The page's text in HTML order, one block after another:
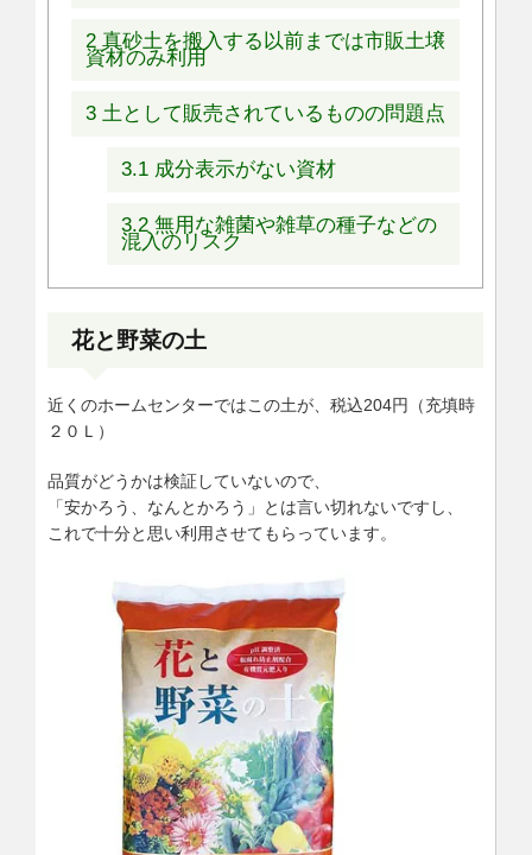
2 真砂土を搬入する以前までは市販土壌
資材のみ利用
3 土として販売されているものの問題点
3.1 成分表示がない資材
3.2 無用な雑菌や雑草の種子などの
混入のリスク
花と野菜の土
近くのホームセンターではこの土が、税込204円（充填時
２０Ｌ）
品質がどうかは検証していないので、
「安かろう、なんとかろう」とは言い切れないですし、
これで十分と思い利用させてもらっています。